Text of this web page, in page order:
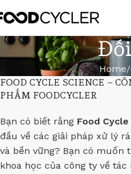
Home
FOOD CYCLE SCIENCE –
PHẨM FOODCYCLER
Bạn có biết rằng Food
đầu về các giải pháp xử lý
và bền vững? Bạn có muốn
khoa học của công ty về